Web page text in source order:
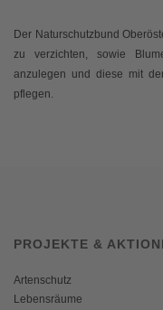
Der Naturschutzbund
zu verzichten, sowie
anzulegen und diese mit
pflegen.
PROJEKTE &
Artenschutz
Lebensräume